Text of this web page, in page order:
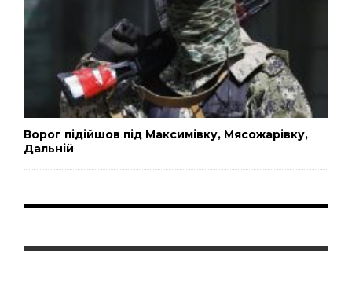
Ворог підійшов під Максимівку, Мясожарівку,
Дальній